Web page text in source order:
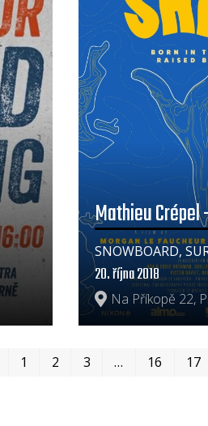
Mathieu Crépel
Na Příkopě 22,
20. října 2018
SNOWBOARD,
1 2 3 … 16 17